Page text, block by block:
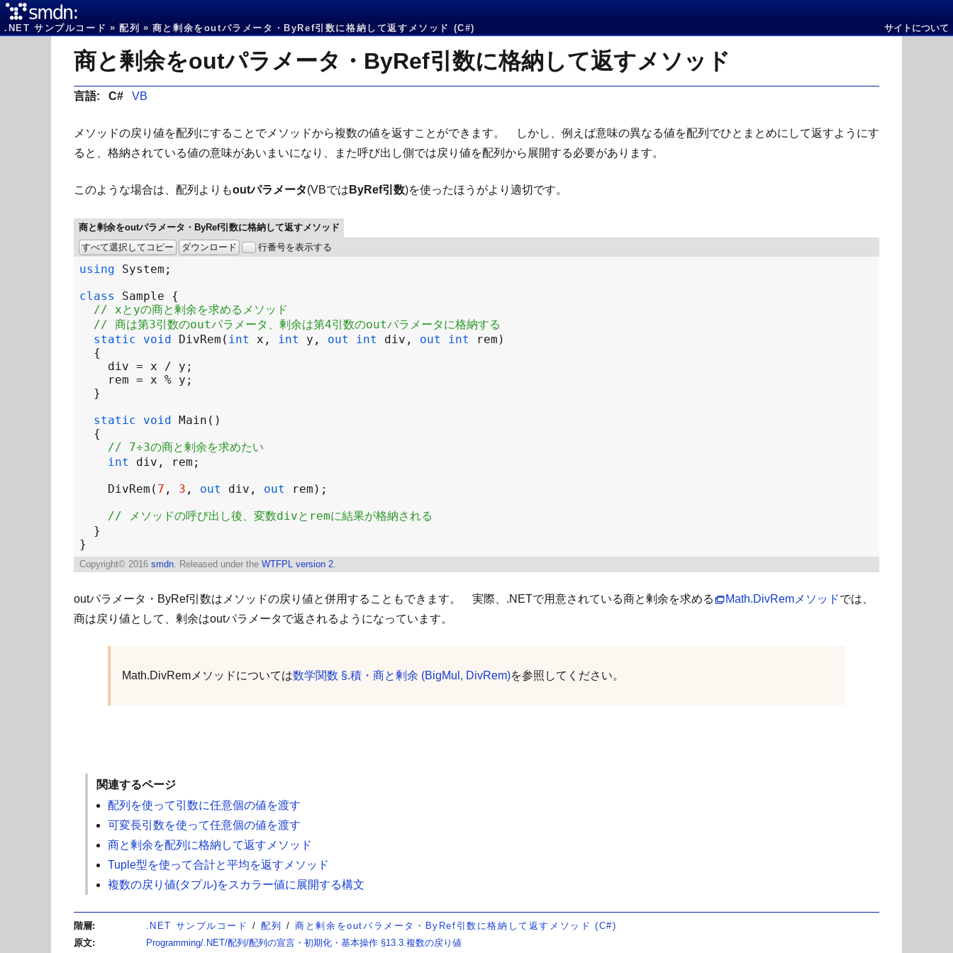
.NET サンプルコード 配列 商と剰余をoutパラメータ・ByRef引数に格納して返すメソッド (C#) サイトについて
商と剰余をoutパラメータ・ByRef引数に格納して返すメソッド
言語: C# VB
メソッドの戻り値を配列にすることでメソッドから複数の値を返すことができます。 しかし、例えば意味の異なる値を配列でひとまとめにして返すようにす
ると、格納されている値の意味があいまいになり、また呼び出し側では戻り値を配列から展開する必要があります。
このような場合は、配列よりもoutパラメータ(VBでは ByRef引数)を使ったほうがより適切です。
商と剰余をoutパラメータ・ByRef引数に格納して返すメソッド
すべて選択してコピー
ダウンロード 行番号を表示する
using System
class
Sample
// xとyの商と剰余を求めるメソッド
// 商は第3引数のoutパラメータ、剰余は第4引数のoutパラメータに格納する
static
void DivRem ( int x , int y , out int div , out int rem
div = x / y
rem = x % y
static
void Main
// 7÷3の商と剰余を求めたい
int
div , rem
DivRem ( 7 , 3 , out div , out rem
// メソッドの呼び出し後、変数divとremに結果が格納される
Copyright© 2016 smdn. Released under the WTFPL version 2.
outパラメータ・ByRef引数はメソッドの戻り値と併用することもできます。 実際、.NETで用意されている商と剰余を求める Math.DivRemメソッドでは、
商は戻り値として、剰余はoutパラメータで返されるようになっています。
Math.DivRemメソッドについては数学関数 §.積・商と剰余 (BigMul, DivRem)を参照してください。
関連するページ
配列を使って引数に任意個の値を渡す
可変長引数を使って任意個の値を渡す
商と剰余を配列に格納して返すメソッド
Tuple型を使って合計と平均を返すメソッド
複数の戻り値(タプル)をスカラー値に展開する構文
階層 .NET サンプルコード 配列
商と剰余をoutパラメータ・ByRef引数に格納して返すメソッド (C#)
原文
Programming/.NET/配列/配列の宣言・初期化・基本操作 §13.3.複数の戻り値